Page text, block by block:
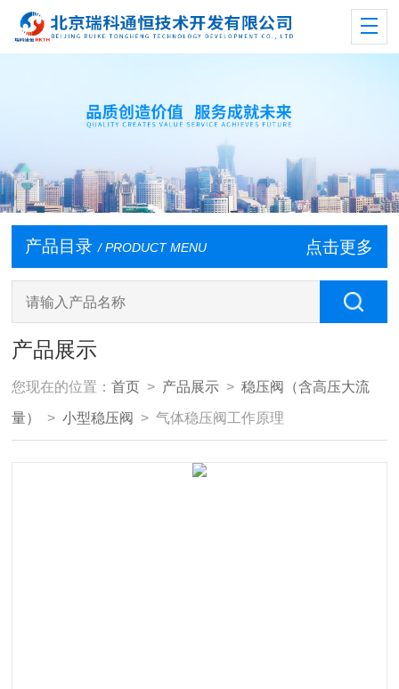
产品目录 / PRODUCT MENU 点击更多
产品展示
您现在的位置：首页 > 产品展示 >稳压阀（含高压大流
量） >小型稳压阀 > 气体稳压阀工作原理